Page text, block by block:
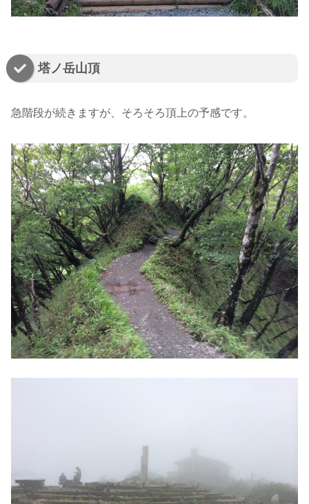
塔ノ岳山頂
急階段が続きますが、そろそろ頂上の予感です。